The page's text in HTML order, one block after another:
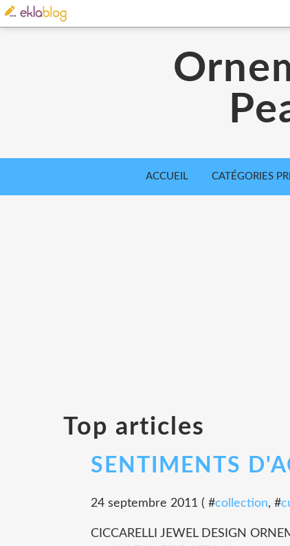
ACCUEIL CATÉGORIES
Top articles
SENTIMENTS
24 septembre 2011 ( #collection, #
CICCARELLI JEWEL DESIGN